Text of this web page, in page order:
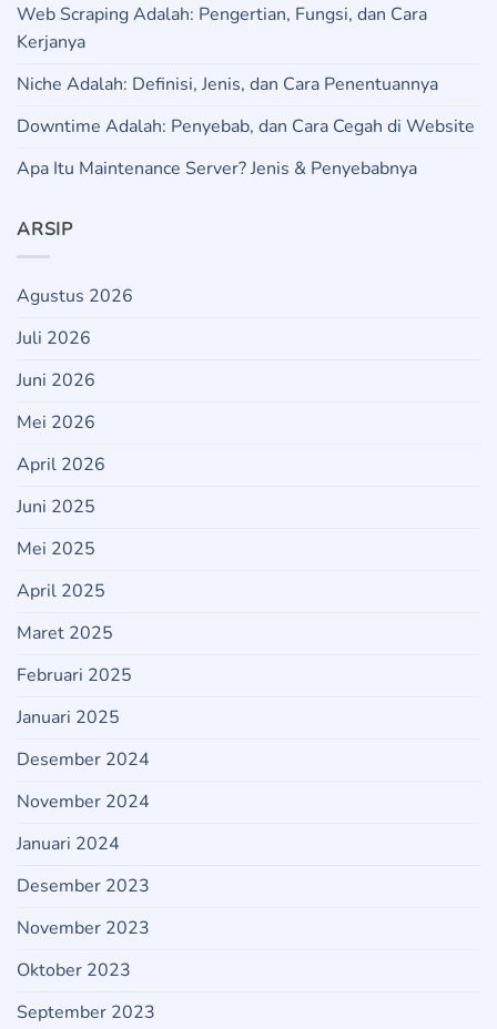
Web Scraping Adalah: Pengertian, Fungsi, dan Cara
Kerjanya
Niche Adalah: Definisi, Jenis, dan Cara Penentuannya
Downtime Adalah: Penyebab, dan Cara Cegah di Website
Apa Itu Maintenance Server? Jenis & Penyebabnya
ARSIP
Agustus 2026
Juli 2026
Juni 2026
Mei 2026
April 2026
Juni 2025
Mei 2025
April 2025
Maret 2025
Februari 2025
Januari 2025
Desember 2024
November 2024
Januari 2024
Desember 2023
November 2023
Oktober 2023
September 2023